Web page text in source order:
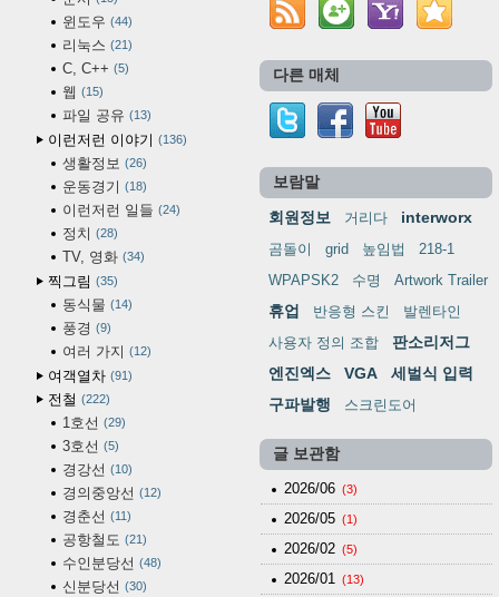
윈도우 44
리눅스 21
C, C++ 5
웹 15
파일 공유 13
이런저런 이야기 136
생활정보 26
운동경기 18
이런저런 일들 24
정치 28
TV, 영화 34
찍그림 35
동식물 14
풍경 9
여러 가지 12
여객열차 91
전철 222
1호선 29
3호선 5
경강선 10
경의중앙선 12
경춘선 11
공항철도 21
수인분당선 48
신분당선 30
다른 매체
보람말
회원정보 거리다 interworx
곰돌이 grid 높임법
218-1
WPAPSK2
수명 Artwork Trailer
휴업 반응형 스킨
발렌타인
사용자 정의 조합
판소리저그
엔진엑스
VGA
세벌식 입력
구파발행
스크린도어
글 보관함
2026/06 (3)
2026/05 (1)
2026/02 (5)
2026/01 (13)